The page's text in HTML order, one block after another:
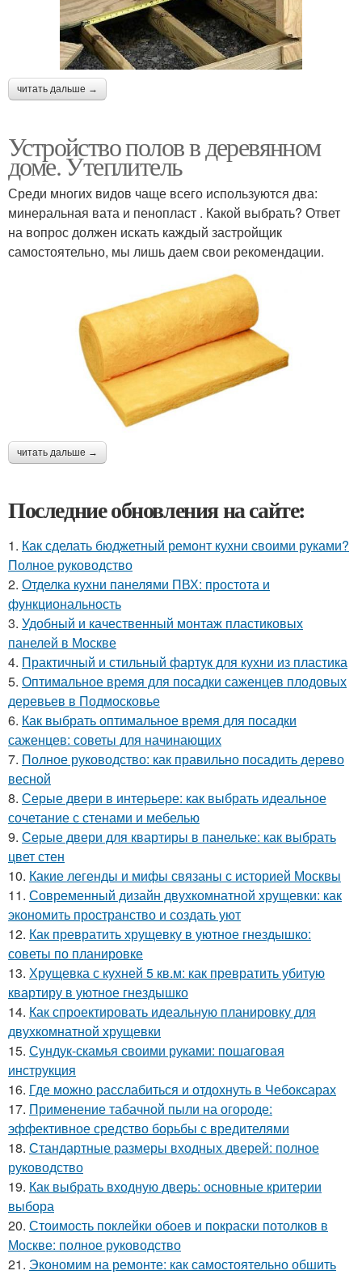
читать дальше →
Устройство полов в деревянном
доме. Утеплитель
Среди многих видов чаще всего используются два:
минеральная вата и пенопласт . Какой выбрать? Ответ
на вопрос должен искать каждый застройщик
самостоятельно, мы лишь даем свои рекомендации.
читать дальше →
Последние обновления на сайте:
1. Как сделать бюджетный ремонт кухни своими руками?
Полное руководство
2. Отделка кухни панелями ПВХ: простота и
функциональность
3. Удобный и качественный монтаж пластиковых
панелей в Москве
4. Практичный и стильный фартук для кухни из пластика
5. Оптимальное время для посадки саженцев плодовых
деревьев в Подмосковье
6. Как выбрать оптимальное время для посадки
саженцев: советы для начинающих
7. Полное руководство: как правильно посадить дерево
весной
8. Серые двери в интерьере: как выбрать идеальное
сочетание с стенами и мебелью
9. Серые двери для квартиры в панельке: как выбрать
цвет стен
10. Какие легенды и мифы связаны с историей Москвы
11. Современный дизайн двухкомнатной хрущевки: как
экономить пространство и создать уют
12. Как превратить хрущевку в уютное гнездышко:
советы по планировке
13. Хрущевка с кухней 5 кв.м: как превратить убитую
квартиру в уютное гнездышко
14. Как спроектировать идеальную планировку для
двухкомнатной хрущевки
15. Сундук-скамья своими руками: пошаговая
инструкция
16. Где можно расслабиться и отдохнуть в Чебоксарах
17. Применение табачной пыли на огороде:
эффективное средство борьбы с вредителями
18. Стандартные размеры входных дверей: полное
руководство
19. Как выбрать входную дверь: основные критерии
выбора
20. Стоимость поклейки обоев и покраски потолков в
Москве: полное руководство
21. Экономим на ремонте: как самостоятельно обшить